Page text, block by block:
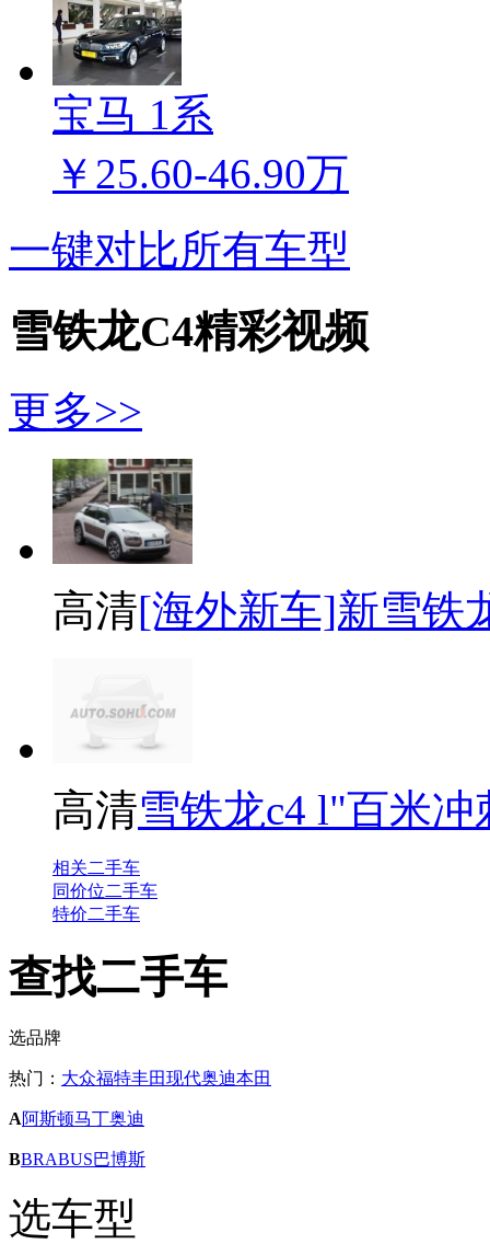
宝马 1系
￥25.60-46.90万
一键对比所有车型
雪铁龙C4精彩视频
更多>>
高清[海外新车]新雪铁
高清雪铁龙c4 l"百米
相关二手车
同价位二手车
特价二手车
查找二手车
选品牌
热门： 大众福特丰田现代奥迪本田
A阿斯顿马丁奥迪
BBRABUS巴博斯
选车型